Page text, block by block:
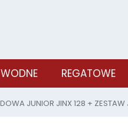
REGATOWE
JUNIOR JINX 128 +